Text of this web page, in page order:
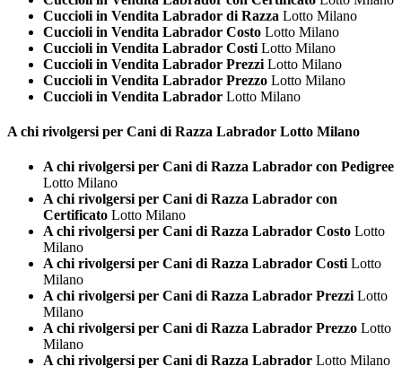
Cuccioli in Vendita Labrador di Razza Lotto Milano
Cuccioli in Vendita Labrador Costo Lotto Milano
Cuccioli in Vendita Labrador Costi Lotto Milano
Cuccioli in Vendita Labrador Prezzi Lotto Milano
Cuccioli in Vendita Labrador Prezzo Lotto Milano
Cuccioli in Vendita Labrador Lotto Milano
A chi rivolgersi per Cani di Razza Labrador Lotto Milano
A chi rivolgersi per Cani di Razza Labrador con Pedigree
Lotto Milano
A chi rivolgersi per Cani di Razza Labrador con
Certificato Lotto Milano
A chi rivolgersi per Cani di Razza Labrador Costo Lotto
Milano
A chi rivolgersi per Cani di Razza Labrador CostiLotto
Milano
A chi rivolgersi per Cani di Razza Labrador PrezziLotto
Milano
A chi rivolgersi per Cani di Razza Labrador Prezzo Lotto
Milano
A chi rivolgersi per Cani di Razza Labrador Lotto Milano